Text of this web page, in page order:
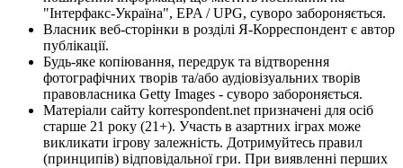
"Інтерфакс-Україна", EPA / UPG, суворо забороняється.
Власник веб-сторінки в розділі Я-Корреспондент є автор
публікації.
Будь-яке копіювання, передрук та відтворення
фотографічних творів та/або аудіовізуальних творів
правовласника Getty Images - суворо забороняється.
Матеріали сайту korrespondent.net призначені для осіб
старше 21 року (21+). Участь в азартних іграх може
викликати ігрову залежність. Дотримуйтесь правил
(принципів) відповідальної гри. При виявленні перших